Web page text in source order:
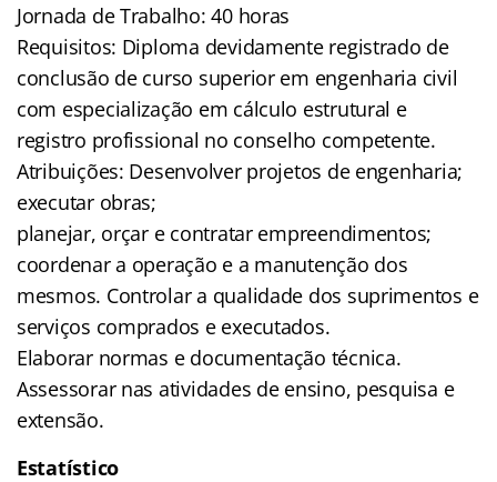
Jornada de Trabalho: 40 horas
Requisitos: Diploma devidamente registrado de
conclusão de curso superior em engenharia civil
com especialização em cálculo estrutural e
registro profissional no conselho competente.
Atribuições: Desenvolver projetos de engenharia;
executar obras;
planejar, orçar e contratar empreendimentos;
coordenar a operação e a manutenção dos
mesmos. Controlar a qualidade dos suprimentos e
serviços comprados e executados.
Elaborar normas e documentação técnica.
Assessorar nas atividades de ensino, pesquisa e
extensão.
Estatístico